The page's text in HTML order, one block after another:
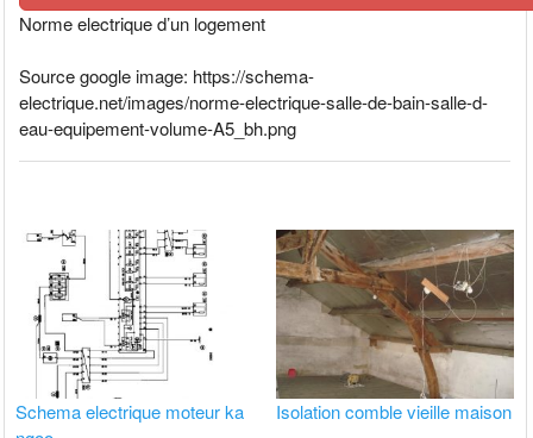
Norme electrique d’un logement
Source google image: https://schema-
electrique.net/images/norme-electrique-salle-de-bain-salle-d-
eau-equipement-volume-A5_bh.png
Schema electrique moteur ka
Isolation comble vieille maison